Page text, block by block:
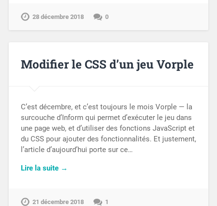
28 décembre 2018 0
Modifier le CSS d’un jeu Vorple
C’est décembre, et c’est toujours le mois Vorple — la
surcouche d’Inform qui permet d’exécuter le jeu dans
une page web, et d’utiliser des fonctions JavaScript et
du CSS pour ajouter des fonctionnalités. Et justement,
l’article d’aujourd’hui porte sur ce…
Lire la suite →
21 décembre 2018 1